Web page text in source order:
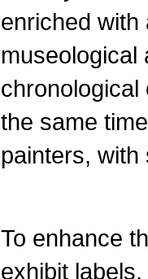
enriched with
museological
chronological
the same
painters,
To enhance
exhibit